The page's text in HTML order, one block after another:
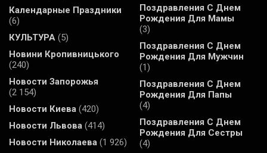
Календарные Праздники
(6)
КУЛЬТУРА (5)
Новини Кропивницького
(240)
Новости Запорожья
(2 154)
Новости Киева (420)
Новости Львова (414)
Новости Николаева (1 926)
Поздравления С Днем
Рождения Для Мамы
(3)
Поздравления С Днем
Рождения Для Мужчин
(1)
Поздравления С Днем
Рождения Для Папы
(4)
Поздравления С Днем
Рождения Для Сестры
(4)